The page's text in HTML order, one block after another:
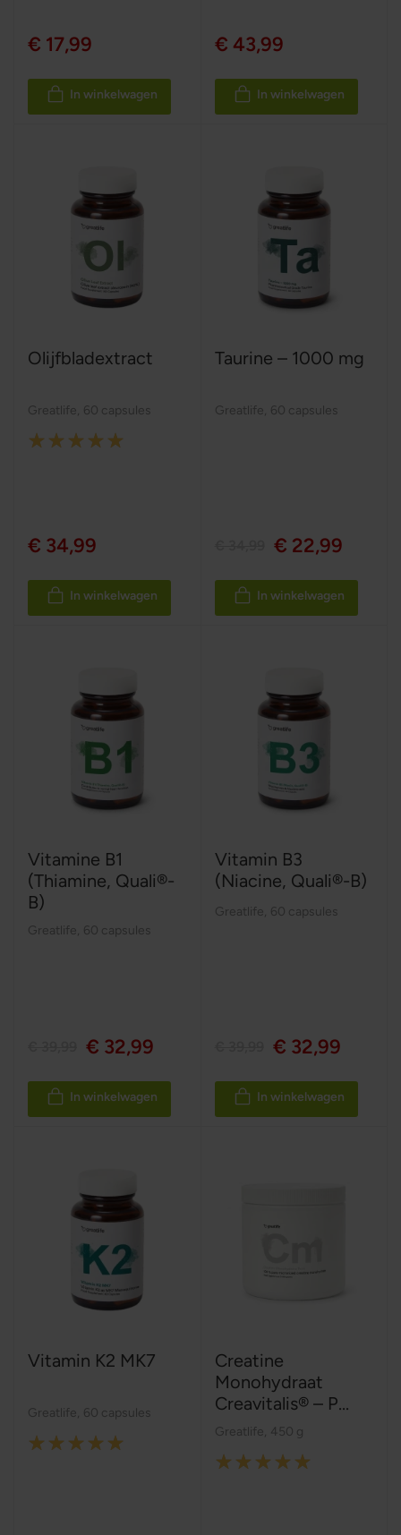
€ 17,99
In winkelwagen
€ 43,99
In winkelwagen
Olijfbladextract
Greatlife 60 capsules
Rating:
€ 34,99
In winkelwagen
Taurine – 1000 mg
Greatlife 60 capsules
€ 22,99
In winkelwagen
Vitamine B1
(Thiamine, Quali®-
B)
Greatlife 60 capsules
€ 32,99
In winkelwagen
Vitamin B3
(Niacine, Quali®-B)
Greatlife 60 capsules
€ 32,99
In winkelwagen
Vitamin K2 MK7
Greatlife 60 capsules
Rating:
Creatine
Monohydraat
Creavitalis® – P...
Greatlife 450 g
Rating: